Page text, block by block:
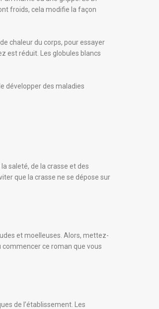
froids, cela modifie la façon
chaleur du corps, pour essayer
est réduit. Les globules blancs
développer des maladies
saleté, de la crasse et des
que la crasse ne se dépose sur
et moelleuses. Alors, mettez-
ce roman que vous
de l’établissement. Les